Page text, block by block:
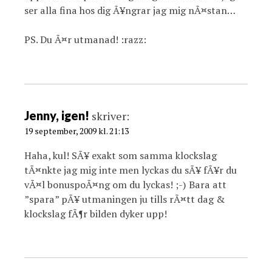
ser alla fina hos dig Ã¥ngrar jag mig nÃ¤stan…
PS. Du Ã¤r utmanad! :razz:
Jenny, igen! skriver:
19 september, 2009 kl. 21:13
Haha, kul! SÃ¥ exakt som samma klockslag
tÃ¤nkte jag mig inte men lyckas du sÃ¥ fÃ¥r du
vÃ¤l bonuspoÃ¤ng om du lyckas! ;-) Bara att
”spara” pÃ¥ utmaningen ju tills rÃ¤tt dag &
klockslag fÃ¶r bilden dyker upp!